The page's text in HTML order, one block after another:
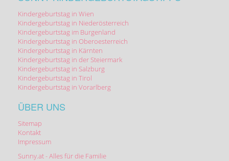
Kindergeburtstag in Wien
Kindergeburtstag in Niederösterreich
Kindergeburtstag im Burgenland
Kindergeburtstag in Oberoesterreich
Kindergeburtstag in Kärnten
Kindergeburtstag in der Steiermark
Kindergeburtstag in Salzburg
Kindergeburtstag in Tirol
Kindergeburtstag in Vorarlberg
ÜBER UNS
Sitemap
Kontakt
Impressum
Sunny.at - Alles für die Familie